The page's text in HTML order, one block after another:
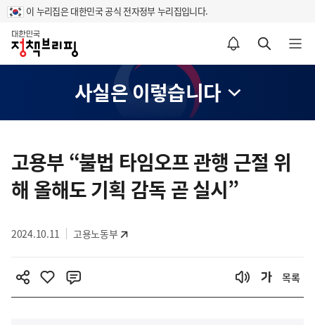
이 누리집은 대한민국 공식 전자정부 누리집입니다.
홈
알림설정 바로가기 검색 바로가기 메뉴 열기
사실은 이렇습니다
텐
츠
영
고용부 “불법 타임오프 관행 근절 위
해 올해도 기획 감독 곧 실시”
2024.10.11 고용노동부
목록